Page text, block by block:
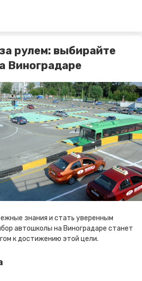
рулем: выбирайте
Виноградаре
знания и стать уверенным
автошколы на Виноградаре станет
к достижению этой цели.